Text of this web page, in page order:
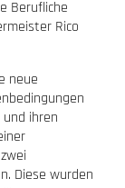
Berufliche
Rico
neue
ihren
Diese wurden